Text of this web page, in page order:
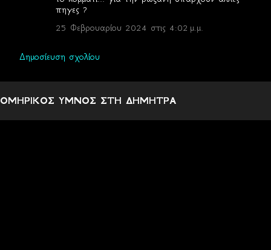
πηγες ?
25 Φεβρουαρίου 2024 στις 4:02 μ.μ.
Δημοσίευση σχολίου
ΟΜΗΡΙΚΟΣ ΥΜΝΟΣ ΣΤΗ ΔΗΜΗΤΡΑ